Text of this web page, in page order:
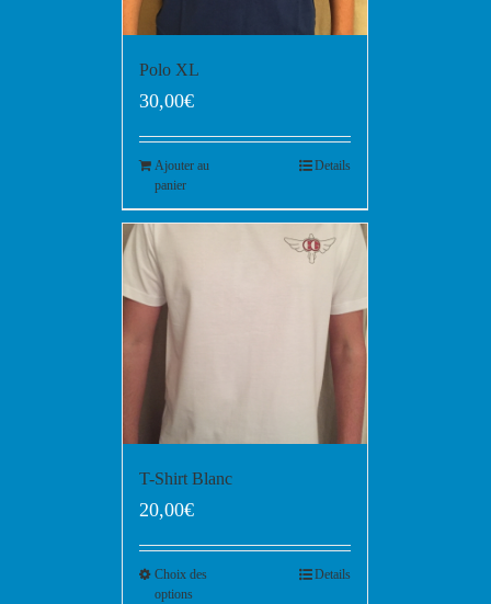
Polo XL
30,00€
Ajouter au
panier
Details
T-Shirt Blanc
20,00€
Choix des
options
Details